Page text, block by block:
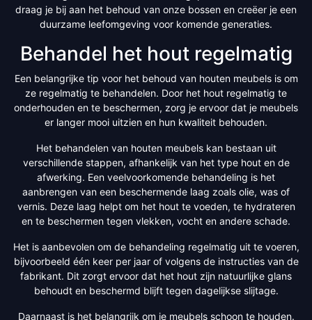
draag je bij aan het behoud van onze bossen en creëer je een
duurzame leefomgeving voor komende generaties.
Behandel het hout regelmatig
Een belangrijke tip voor het behoud van houten meubels is om
ze regelmatig te behandelen. Door het hout regelmatig te
onderhouden en te beschermen, zorg je ervoor dat je meubels
er langer mooi uitzien en hun kwaliteit behouden.
Het behandelen van houten meubels kan bestaan uit
verschillende stappen, afhankelijk van het type hout en de
afwerking. Een veelvoorkomende behandeling is het
aanbrengen van een beschermende laag zoals olie, was of
vernis. Deze laag helpt om het hout te voeden, te hydrateren
en te beschermen tegen vlekken, vocht en andere schade.
Het is aanbevolen om de behandeling regelmatig uit te voeren,
bijvoorbeeld één keer per jaar of volgens de instructies van de
fabrikant. Dit zorgt ervoor dat het hout zijn natuurlijke glans
behoudt en beschermd blijft tegen dagelijkse slijtage.
Daarnaast is het belangrijk om je meubels schoon te houden.